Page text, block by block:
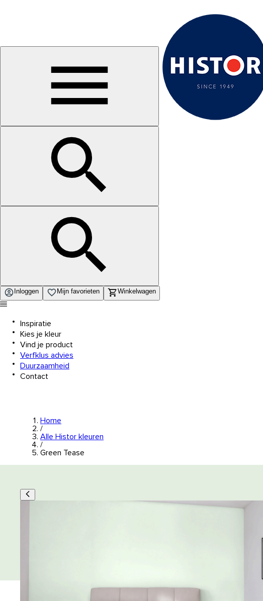
Inloggen Mijn favorieten Winkelwagen
Inspiratie
Kies je kleur
Vind je product
Verfklus advies
Duurzaamheid
Contact
Home
/
Alle Histor kleuren
/
Green Tease